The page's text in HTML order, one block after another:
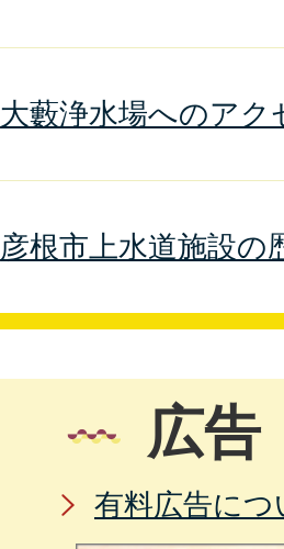
大藪浄水場へのアク
彦根市上水道施設の
広告
有料広告につ